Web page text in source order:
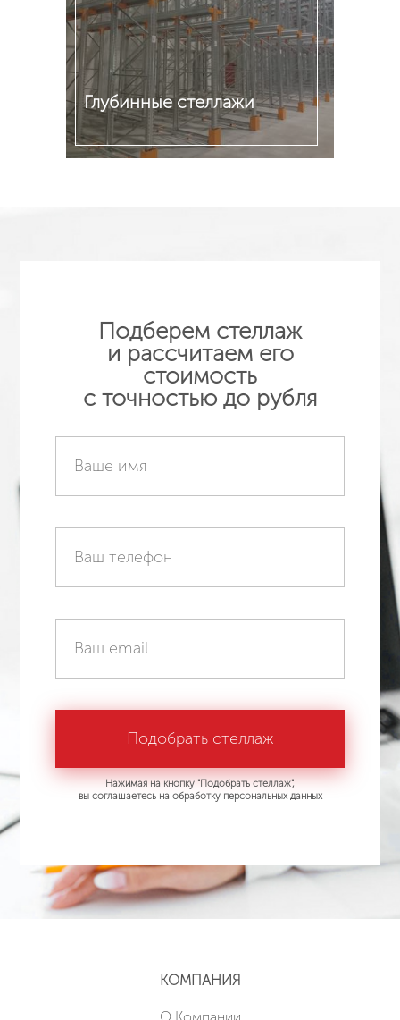
Глубинные стеллажи
Подберем стеллаж
и рассчитаем его
стоимость
с точностью до рубля
Нажимая на кнопку "Подобрать стеллаж",
вы соглашаетесь на обработку персональных данных
КОМПАНИЯ